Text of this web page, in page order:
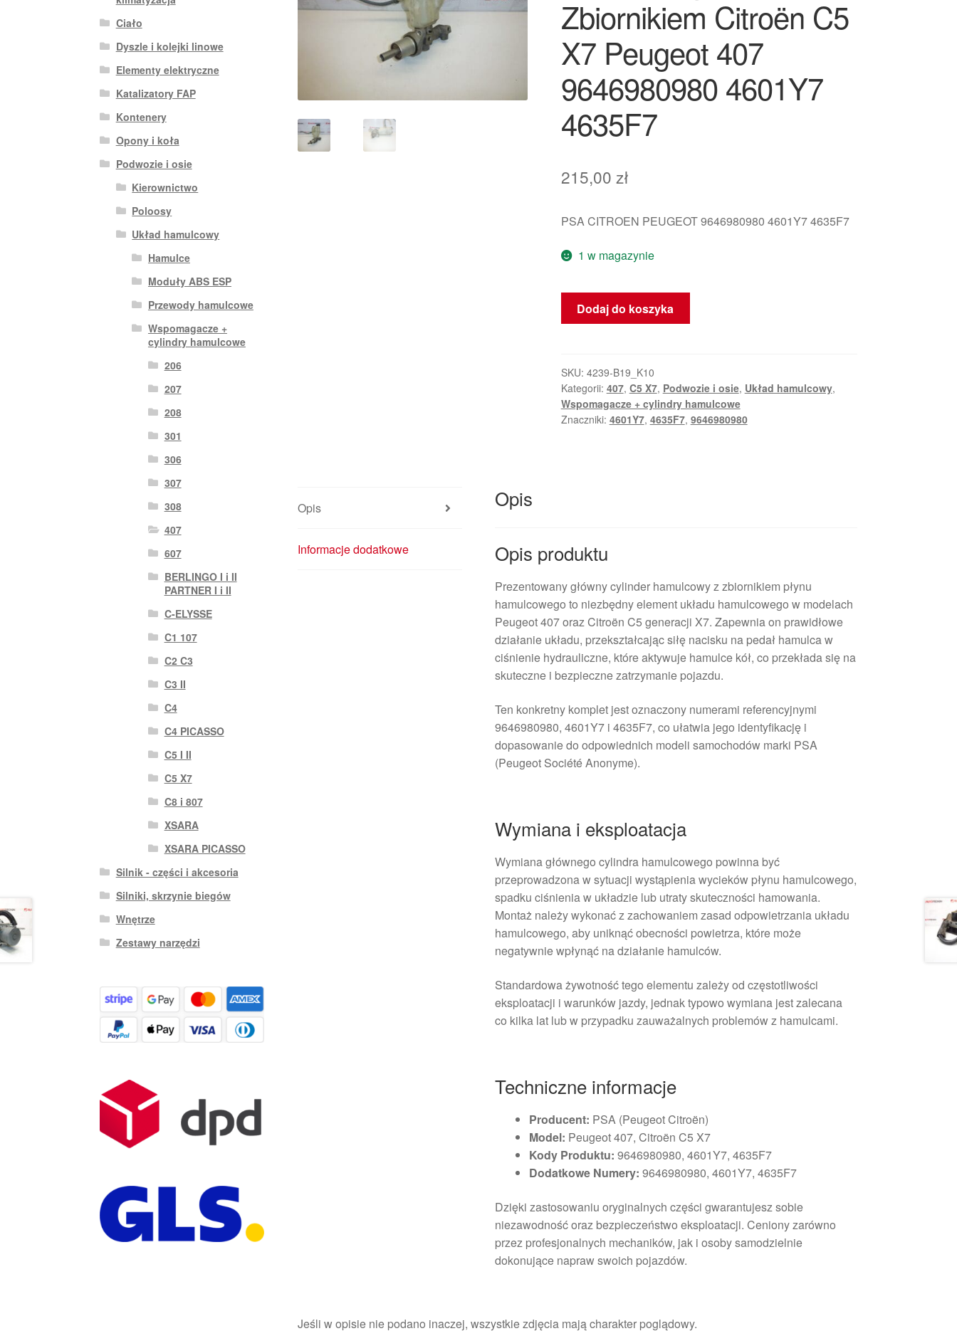
Zbiornikiem Citroën C5
X7 Peugeot 407
9646980980 4601Y7
4635F7
215,00 zł
PSA CITROEN PEUGEOT 9646980980 4601Y7 4635F7
1 w magazynie
ilość
Główny
z
Zbiornikiem
Citroën
C5
Dodaj do koszyka
SKU: 4239-B19_K10
Kategorii: 407, C5 X7, Podwozie i osie, Układ hamulcowy,
Wspomagacze + cylindry hamulcowe
Znaczniki: 4601Y7, 4635F7, 9646980980
Opis
Informacje dodatkowe
Opis
Opis produktu
Prezentowany główny cylinder hamulcowy z zbiornikiem płynu
hamulcowego to niezbędny element układu hamulcowego w modelach
Peugeot 407 oraz Citroën C5 generacji X7. Zapewnia on prawidłowe
działanie układu, przekształcając siłę nacisku na pedał hamulca w
ciśnienie hydrauliczne, które aktywuje hamulce kół, co przekłada się na
skuteczne i bezpieczne zatrzymanie pojazdu.
Ten konkretny komplet jest oznaczony numerami referencyjnymi
9646980980, 4601Y7 i 4635F7, co ułatwia jego identyfikację i
dopasowanie do odpowiednich modeli samochodów marki PSA
(Peugeot Société Anonyme).
Wymiana i eksploatacja
Wymiana głównego cylindra hamulcowego powinna być
przeprowadzona w sytuacji wystąpienia wycieków płynu hamulcowego,
spadku ciśnienia w układzie lub utraty skuteczności hamowania.
Montaż należy wykonać z zachowaniem zasad odpowietrzania układu
hamulcowego, aby uniknąć obecności powietrza, które może
negatywnie wpłynąć na działanie hamulców.
Standardowa żywotność tego elementu zależy od częstotliwości
eksploatacji i warunków jazdy, jednak typowo wymiana jest zalecana
co kilka lat lub w przypadku zauważalnych problemów z hamulcami.
Techniczne informacje
Producent: PSA (Peugeot Citroën)
Model: Peugeot 407, Citroën C5 X7
Kody Produktu: 9646980980, 4601Y7, 4635F7
Dodatkowe Numery: 9646980980, 4601Y7, 4635F7
Dzięki zastosowaniu oryginalnych części gwarantujesz sobie
niezawodność oraz bezpieczeństwo eksploatacji. Ceniony zarówno
przez profesjonalnych mechaników, jak i osoby samodzielnie
dokonujące napraw swoich pojazdów.
Jeśli w opisie nie podano inaczej, wszystkie zdjęcia mają charakter poglądowy.
Ciało
Dyszle i kolejki linowe
Elementy elektryczne
Katalizatory FAP
Kontenery
Opony i koła
Podwozie i osie
Kierownictwo
Poloosy
Układ hamulcowy
Hamulce
Moduły ABS ESP
Przewody hamulcowe
Wspomagacze +
cylindry hamulcowe
206
207
208
301
306
307
308
407
607
BERLINGO I i II
PARTNER I i II
C-ELYSSE
C1 107
C2 C3
C3 II
C4
C4 PICASSO
C5 I II
C5 X7
C8 i 807
XSARA
XSARA PICASSO
Silnik - części i akcesoria
Silniki, skrzynie biegów
Wnętrze
Zestawy narzędzi